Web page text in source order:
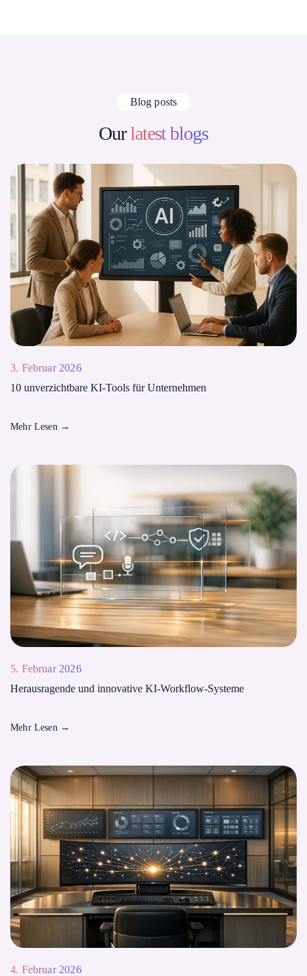
Blog posts
Ourlatest blogs
3. Februar 2026
10 unverzichtbare KI-Tools für Unternehmen
Mehr Lesen →
5. Februar 2026
Herausragende und innovative KI-Workflow-Systeme
Mehr Lesen →
4. Februar 2026